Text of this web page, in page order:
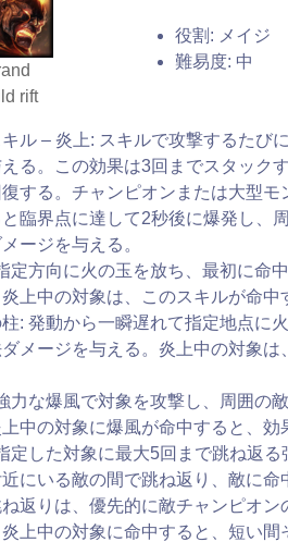
rift
役割: メイジ
難易度: 中
キル – 炎上: スキルで攻撃するたび
える。この効果は3回までスタック
する。チャンピオンまたは大型
臨界点に達して2秒後に爆発し、
ージを与える。
定方向に火の玉を放ち、最初に命
炎上中の対象は、このスキルが命中
: 発動から一瞬遅れて指定地点に
メージを与える。炎上中の対象
力な爆風で対象を攻撃し、周囲の
中の対象に爆風が命中すると、効
定した対象に最大5回まで跳ね返
にいる敵の間で跳ね返り、敵に命
返りは、優先的に敵チャンピオ
上中の対象に命中すると、短い間